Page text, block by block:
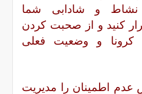
نشاط و شادابی شما
کنید و از صحبت کردن
و وضعیت فعلی
عدم اطمینان را مدیریت